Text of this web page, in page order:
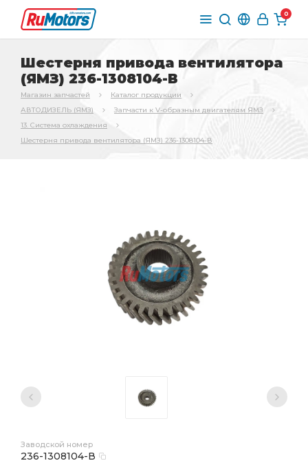
0
Шестерня привода вентилятора
(ЯМЗ) 236-1308104-В
Магазин запчастей
Каталог продукции
АВТОДИЗЕЛЬ (ЯМЗ)
Запчасти к V-образным двигателям ЯМЗ
13. Система охлаждения
Шестерня привода вентилятора (ЯМЗ) 236-1308104-В
Заводской номер
236-1308104-В